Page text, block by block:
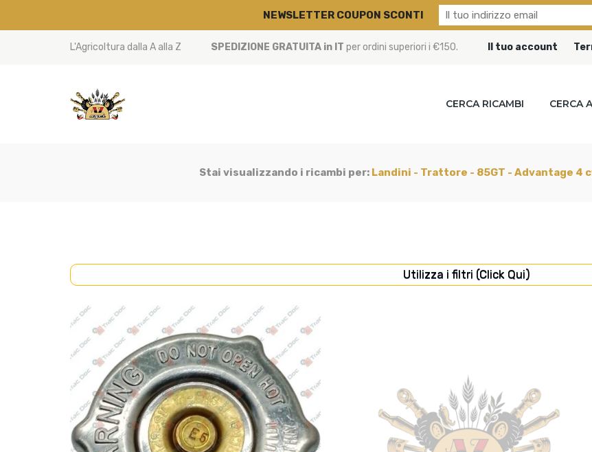
L'Agricoltura dalla A alla Z SPEDIZIONE GRATUITA in IT per ordini superiori i €150. Il tuo account
CERCA RICAMBI CERCA
Stai visualizzando i ricambi per: Landini - Trattore - 85GT - Advantage 4
Utilizza i filtri (Click Qui)
CARROZZERIA(41)
DISCHI FRIZIONE (60)
FILTRI(85)
FRENI(31)
IMPIANTO ELETTRICO(45)
NEWSLETTER COUPON SCONTI